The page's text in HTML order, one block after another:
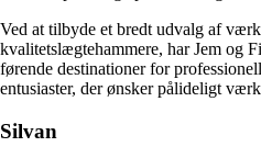
Ved at tilbyde et bredt udvalg af
kvalitetslægtehammere, har Jem og
førende destinationer for
entusiaster, der ønsker pålideligt
Silvan